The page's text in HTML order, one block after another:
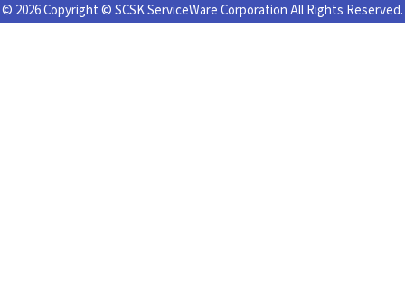
© 2026 Copyright © SCSK ServiceWare Corporation All Rights Reserved.